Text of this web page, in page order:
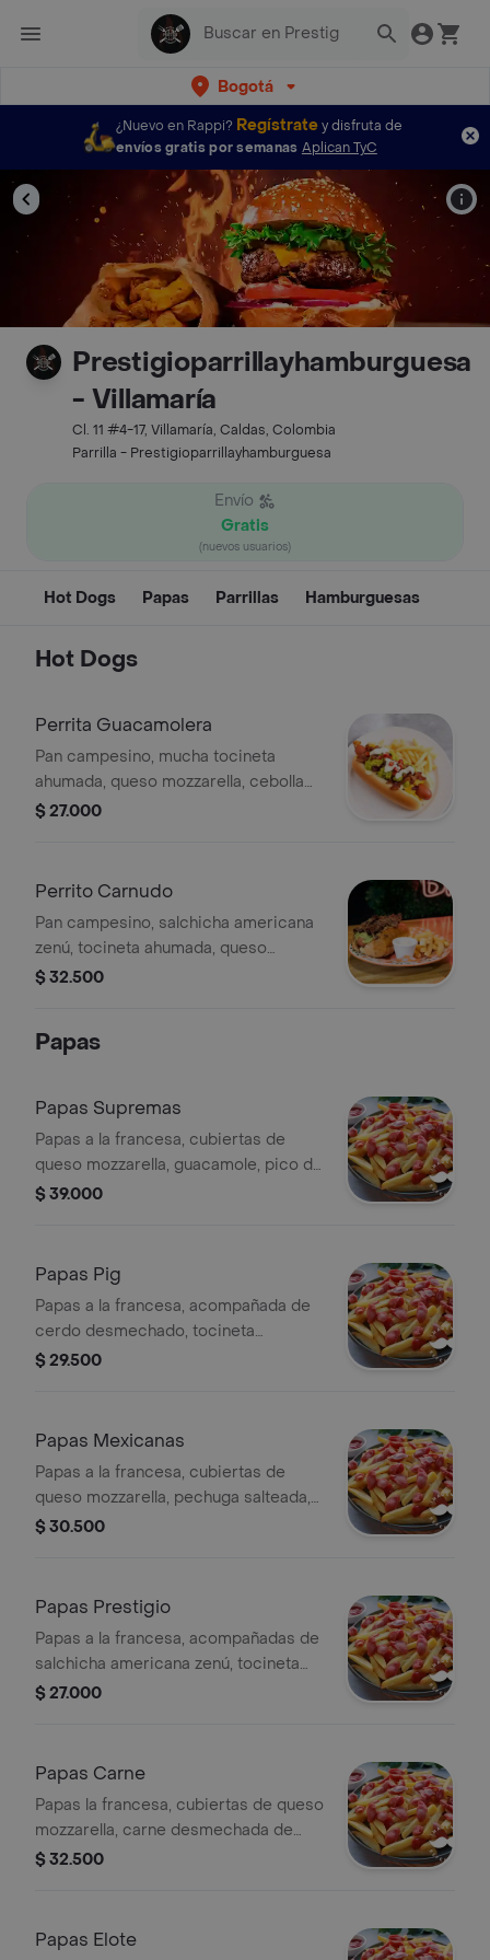
Bogotá
¿Nuevo en Rappi? Regístratey disfruta de
envíos gratis por semanas Aplican TyC
Prestigioparrillayhamburguesa
- Villamaría
Cl. 11 #4-17, Villamaría, Caldas, Colombia
Parrilla - Prestigioparrillayhamburguesa
Envío
Gratis
(nuevos usuarios)
Hot Dogs Papas Parrillas Hamburguesas
Hot Dogs
Perrita Guacamolera
Pan campesino, mucha tocineta
ahumada, queso mozzarella, cebolla
caramelizada, cubierto de guacamole,
$ 27.000
Perrito Carnudo
Pan campesino, salchicha americana
zenú, tocineta ahumada, queso
mozzarella, cubierto de guacamole,
$ 32.500
Papas
Papas Supremas
Papas a la francesa, cubiertas de
queso mozzarella, guacamole, pico de
gallo picadillo de chicharrón, juliana
$ 39.000
Papas Pig
Papas a la francesa, acompañada de
cerdo desmechado, tocineta
ahumada, queso mozzarella y cheddar
$ 29.500
Papas Mexicanas
Papas a la francesa, cubiertas de
queso mozzarella, pechuga salteada,
maicitos, guacamole pico de gallo y
$ 30.500
Papas Prestigio
Papas a la francesa, acompañadas de
salchicha americana zenú, tocineta
ahumada, cuajada rallada y salsas de
$ 27.000
Papas Carne
Papas la francesa, cubiertas de queso
mozzarella, carne desmechada de
carne de res, tocineta ahumada y
$ 32.500
Papas Elote